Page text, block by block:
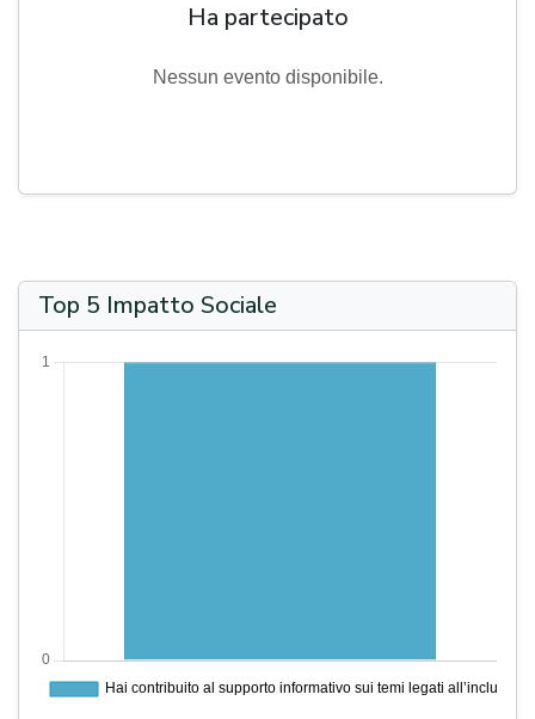
Ha partecipato
Nessun evento disponibile.
Top 5 Impatto Sociale